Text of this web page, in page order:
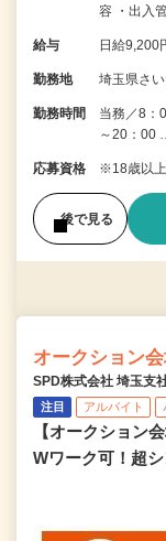
容 ・出入
給与 日給9,200
勤務地 埼玉県さ
勤務時間
当務／8：
～20：00
応募資格 ※18歳以上
後で見る
オークション
SPD株式会社 埼玉支
注目 アルバイト
【オークション
Wワーク可！超